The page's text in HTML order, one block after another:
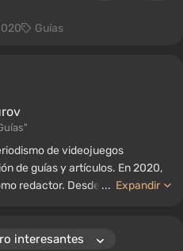
Guías
de videojuegos
de guías y artículos. En 2020,
redactor. Desde 2022, ha
... Expandir